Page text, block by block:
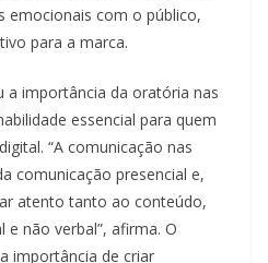
emocionais com o público,
para a marca.
a importância da oratória nas
essencial para quem
“A comunicação nas
comunicação presencial e,
atento tanto ao conteúdo,
não verbal”, afirma. O
importância de criar